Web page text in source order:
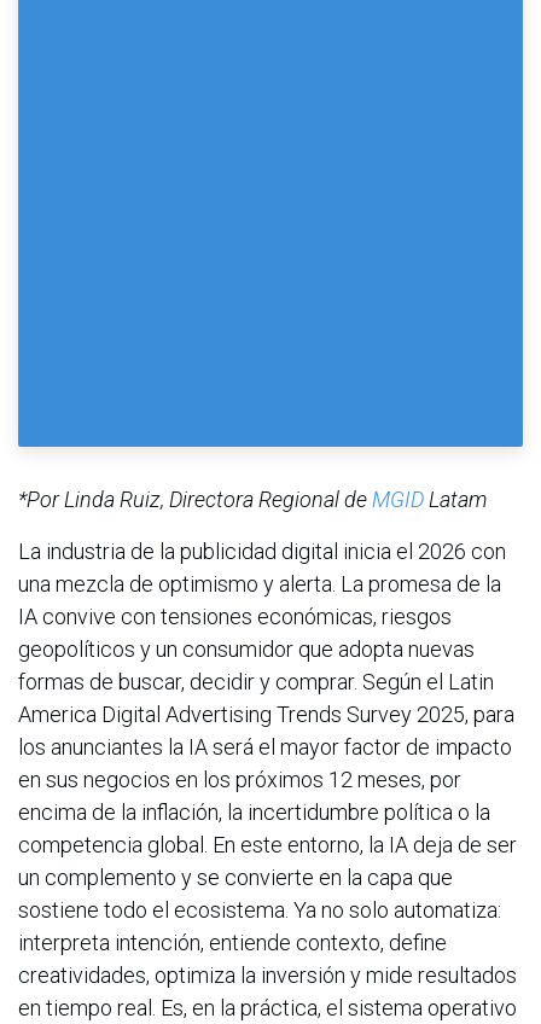
*Por Linda Ruiz, Directora Regional de MGID Latam
La industria de la publicidad digital inicia el 2026 con
una mezcla de optimismo y alerta. La promesa de la
IA convive con tensiones económicas, riesgos
geopolíticos y un consumidor que adopta nuevas
formas de buscar, decidir y comprar. Según el Latin
America Digital Advertising Trends Survey 2025, para
los anunciantes la IA será el mayor factor de impacto
en sus negocios en los próximos 12 meses, por
encima de la inflación, la incertidumbre política o la
competencia global. En este entorno, la IA deja de ser
un complemento y se convierte en la capa que
sostiene todo el ecosistema. Ya no solo automatiza:
interpreta intención, entiende contexto, define
creatividades, optimiza la inversión y mide resultados
en tiempo real. Es, en la práctica, el sistema operativo